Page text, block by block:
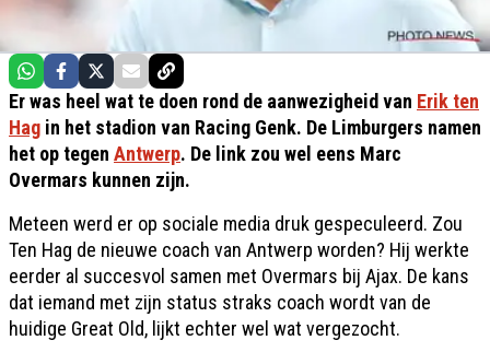
Er was heel wat te doen rond de aanwezigheid van Erik ten
Hag in het stadion van Racing Genk. De Limburgers namen
het op tegen Antwerp. De link zou wel eens Marc
Overmars kunnen zijn.
Meteen werd er op sociale media druk gespeculeerd. Zou
Ten Hag de nieuwe coach van Antwerp worden? Hij werkte
eerder al succesvol samen met Overmars bij Ajax. De kans
dat iemand met zijn status straks coach wordt van de
huidige Great Old, lijkt echter wel wat vergezocht.